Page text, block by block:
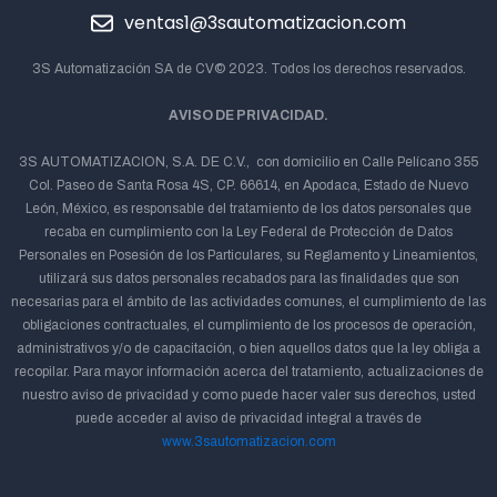
ventas1@3sautomatizacion.com
3S Automatización SA de CV© 2023. Todos los derechos reservados.
AVISO DE PRIVACIDAD.
3S AUTOMATIZACION, S.A. DE C.V., con domicilio en Calle Pelícano 355
Col. Paseo de Santa Rosa 4S, CP. 66614, en Apodaca, Estado de Nuevo
León, México, es responsable del tratamiento de los datos personales que
recaba en cumplimiento con la Ley Federal de Protección de Datos
Personales en Posesión de los Particulares, su Reglamento y Lineamientos,
utilizará sus datos personales recabados para las finalidades que son
necesarias para el ámbito de las actividades comunes, el cumplimiento de las
obligaciones contractuales, el cumplimiento de los procesos de operación,
administrativos y/o de capacitación, o bien aquellos datos que la ley obliga a
recopilar. Para mayor información acerca del tratamiento, actualizaciones de
nuestro aviso de privacidad y como puede hacer valer sus derechos, usted
puede acceder al aviso de privacidad integral a través de
www.3sautomatizacion.com